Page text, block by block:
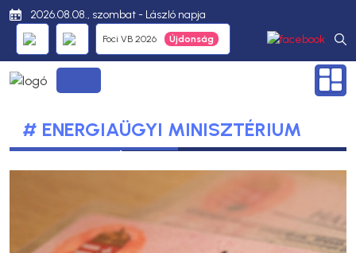
2026.08.08., szombat - László napja
Foci VB 2026
# ENERGIAÜGYI MINISZTÉRIUM